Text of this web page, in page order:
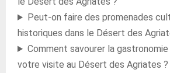
Peut-on faire des promenades
historiques dans le Désert des
Comment savourer la
votre visite au Désert des Agriates ?